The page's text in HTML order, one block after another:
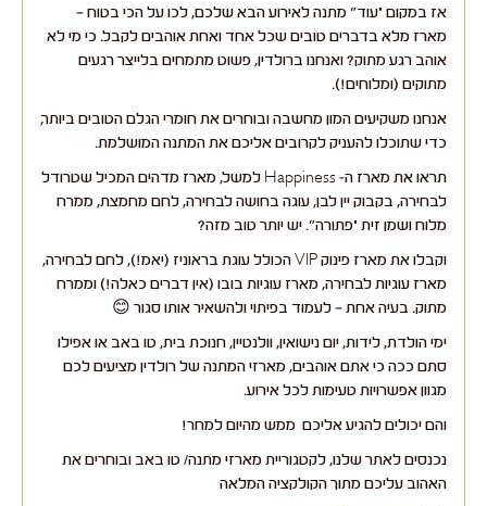
אז במקום "עוד" מתנה לאירוע הבא שלכם, לכו על הכי בטוח –
מארז מלא בדברים טובים שכל אחד ואחת אוהבים לקבל. כי מי לא
אוהב רגע מתוק? ואנחנו ברולדין, פשוט מתמחים בלייצר רגעים
מתוקים (ומלוחים!).
אנחנו משקיעים המון מחשבה ובוחרים את חומרי הגלם הטובים ביותר,
כדי שתוכלו להעניק לקרובים אליכם את המתנה המושלמת.
תראו את מארז ה- Happiness למשל, מארז מדהים המכיל שטרודל
לבחירה, בקבוק יין לבן, עוגה בחושה לבחירה, לחם מחמצת, ממרח
מלוח ושמן זית "פתורה". יש יותר טוב מזה?
וקבלו את מארז פינוק VIP הכולל עוגת בראוניז (יאמ!), לחם לבחירה,
מארז עוגיות לבחירה, מארז עוגיות בובו (אין דברים כאלה!) וממרח
מתוק. בעיה אחת – לעמוד בפיתוי ולהשאיר אותו סגור 😊
ימי הולדת, לידות, יום נישואין, וולנטיין, חנוכת בית, טו באב או אפילו
סתם ככה כי אתם אוהבים, מארזי המתנה של רולדין מציעים לכם
מגוון אפשרויות טעימות לכל אירוע.
והם יכולים להגיע אליכם ממש מהיום למחר!
נכנסים לאתר שלנו, לקטגוריית מארזי מתנה/ טו באב ובוחרים את
האהוב עליכם מתוך הקולקציה המלאה